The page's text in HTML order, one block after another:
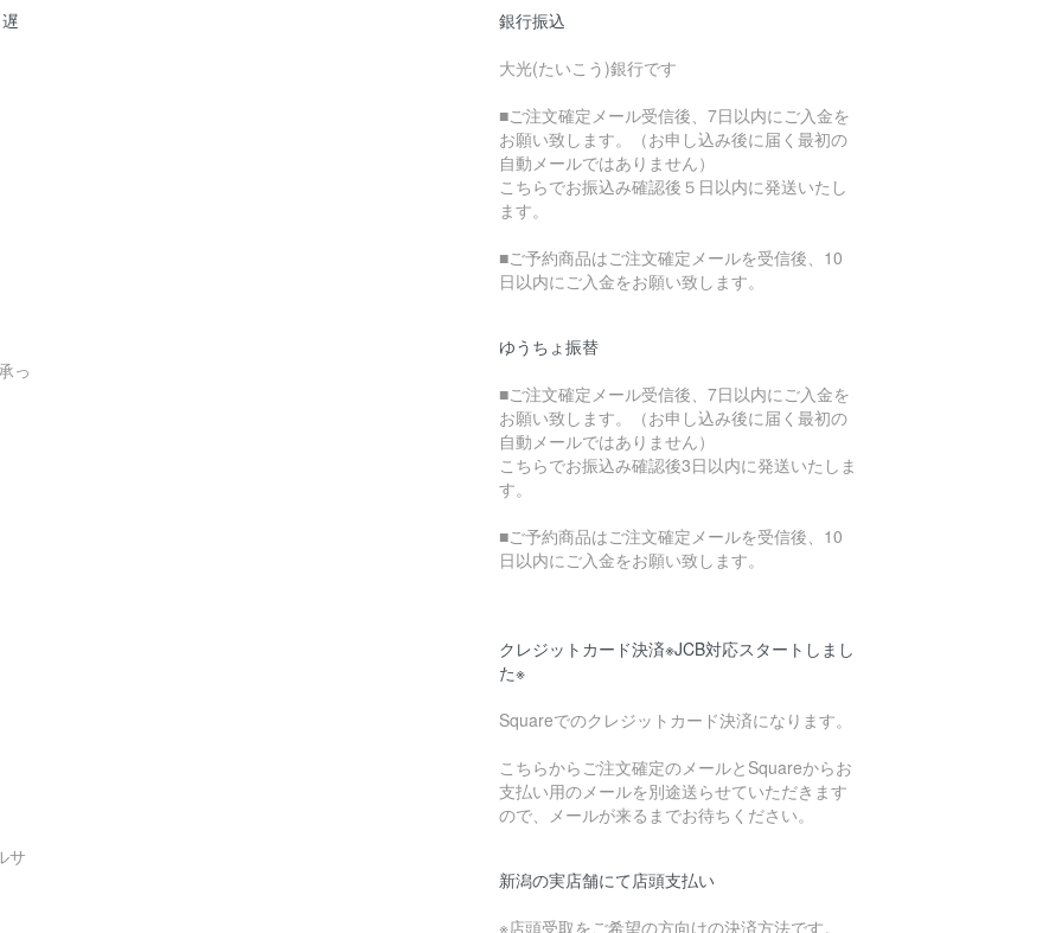
っ
サ
銀行振込
大光(たいこう)銀行です
■ご注文確定メール受信後、7日以内にご入金を
お願い致します。（お申し込み後に届く最初の
自動メールではありません）
こちらでお振込み確認後５日以内に発送いたし
ます。
■ご予約商品はご注文確定メールを受信後、10
日以内にご入金をお願い致します。
ゆうちょ振替
■ご注文確定メール受信後、7日以内にご入金を
お願い致します。（お申し込み後に届く最初の
自動メールではありません）
こちらでお振込み確認後3日以内に発送いたしま
す。
■ご予約商品はご注文確定メールを受信後、10
日以内にご入金をお願い致します。
クレジットカード決済※JCB対応スタートしまし
た※
Squareでのクレジットカード決済になります。
こちらからご注文確定のメールとSquareからお
支払い用のメールを別途送らせていただきます
ので、メールが来るまでお待ちください。
新潟の実店舗にて店頭支払い
※店頭受取をご希望の方向けの決済方法です。